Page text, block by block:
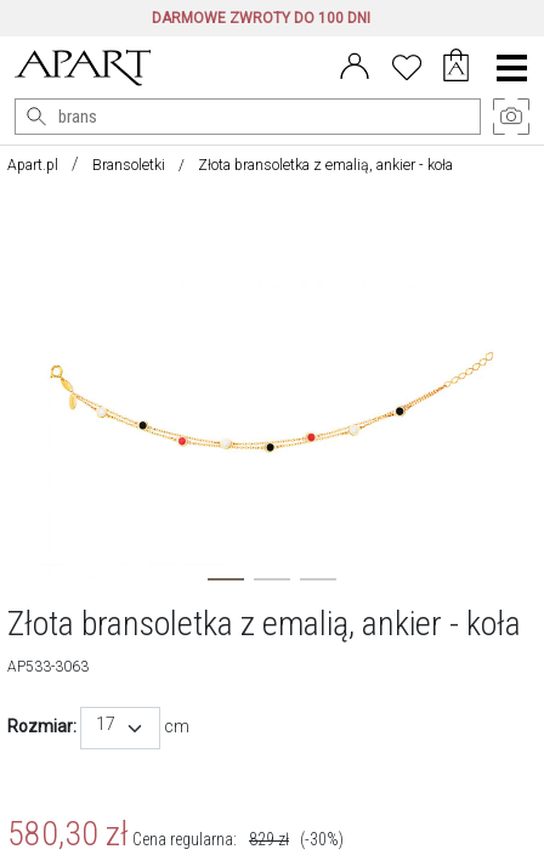
DARMOWE ZWROTY DO 100 DNI
Menu
główne
Apart.pl Bransoletki Złota bransoletka z emalią, ankier - koła
Złota bransoletka z emalią, ankier - koła
AP533-3063
Rozmiar: 17 cm
580,30 zł Cena regularna: 829zł
(-30%)